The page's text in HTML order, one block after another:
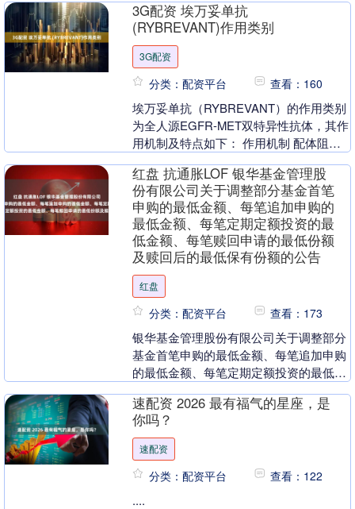
后暂停行动，并在....
3G配资 埃万妥单抗
(RYBREVANT)作用类别
3G配资
分类：配资平台 查看：160
埃万妥单抗（RYBREVANT）的作用类别
为全人源EGFR-MET双特异性抗体，其作
用机制及特点如下： 作用机制 配体阻
子受....
红盘 抗通胀LOF 银华基金管理股
份有限公司关于调整部分基金首笔
申购的最低金额、每笔追加申购的
最低金额、每笔定期定额投资的最
低金额、每笔赎回申请的最低份额
及赎回后的最低保有份额的公告
红盘
分类：配资平台 查看：173
银华基金管理股份有限公司关于调整部分
基金首笔申购的最低金额、每笔追加申购
的最低金额、每笔定期定额投资的最低金
最低保有份额的公....
速配资 2026 最有福气的星座，是
你吗？
速配资
分类：配资平台 查看：122
....